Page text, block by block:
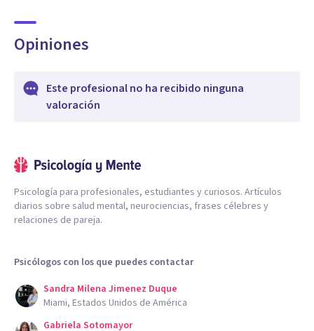
Opiniones
Este profesional no ha recibido ninguna
valoración
Psicología para profesionales, estudiantes y curiosos. Artículos
diarios sobre salud mental, neurociencias, frases célebres y
relaciones de pareja.
Psicólogos con los que puedes contactar
Sandra Milena Jimenez Duque
Miami, Estados Unidos de América
Gabriela Sotomayor